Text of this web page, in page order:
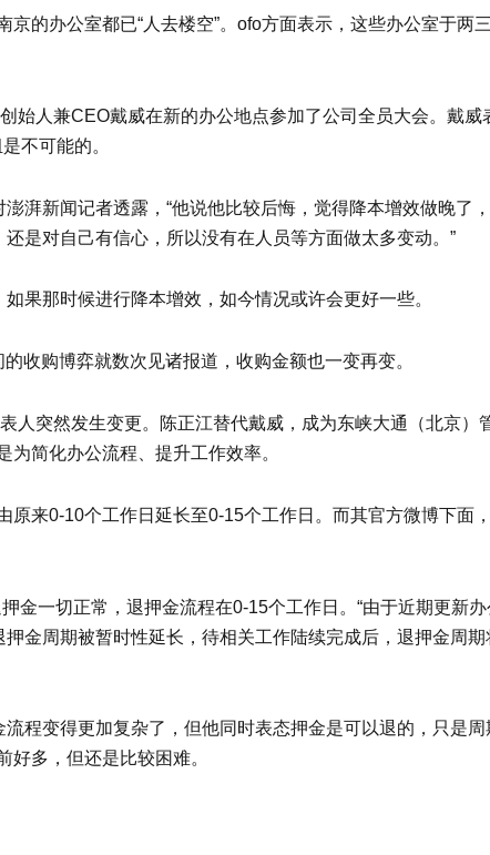
的办公室都已“人去楼空”。ofo方面表示，这些办公室于两
始人兼CEO戴威在新的办公地点参加了公司全员大会。戴威
不可能的。
湃新闻记者透露，“他说他比较后悔，觉得降本增效做晚了
是对自己有信心，所以没有在人员等方面做太多变动。”
果那时候进行降本增效，如今情况或许会更好一些。
收购博弈就数次见诸报道，收购金额也一变再变。
人突然发生变更。陈正江替代戴威，成为东峡大通（北京）
简化办公流程、提升工作效率。
原来0-10个工作日延长至0-15个工作日。而其官方微博下面
金一切正常，退押金流程在0-15个工作日。“由于近期更新
金周期被暂时性延长，待相关工作陆续完成后，退押金周期
程变得更加复杂了，但他同时表态押金是可以退的，只是周
好多，但还是比较困难。